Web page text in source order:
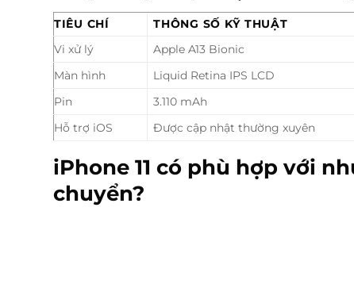
TIÊU CHÍ THÔNG SỐ KỸ THUẬT
Vi xử lý
Apple A13 Bionic
Màn hình
Liquid Retina IPS LCD
Pin
3.110 mAh
Hỗ trợ iOS
Được cập nhật thường xuyên
iPhone 11 có phù hợp với
chuyển?